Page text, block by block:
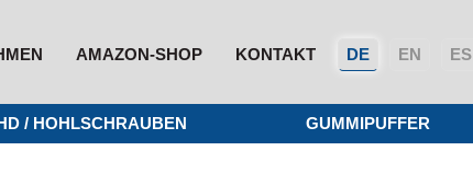
AMAZON-SHOP ES
EN
DE
KONTAKT
/ HOHLSCHRAUBEN GUMMIPUFFER